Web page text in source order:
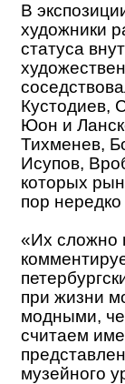
В
художники
статуса
Кустодиев,
Юон и
Тихменев,
Исупов,
которых
пор
«Их сложно
при жизни
модными,
считаем
музейного